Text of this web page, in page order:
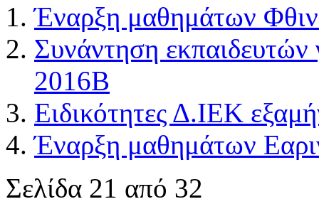
Έναρξη μαθημάτων
Συνάντηση
2016Β
Ειδικότητες Δ.ΙΕΚ
Έναρξη μαθημάτων
Σελίδα 21 από 32